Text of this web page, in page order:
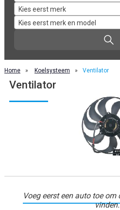
Kies eerst merk
Kies eerst merk en model
Home » Koelsysteem » Ventilator
Ventilator
Voeg eerst een auto toe